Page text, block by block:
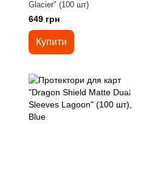
Glacier" (100 шт)
649 грн
Купити